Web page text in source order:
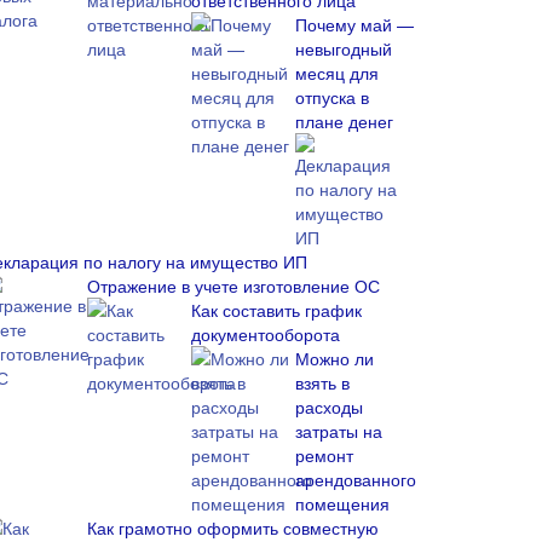
Почему май —
невыгодный
месяц для
отпуска в
плане денег
по налогу на имущество ИП
Отражение в учете изготовление ОС
Как составить график
документооборота
Можно ли
взять в
расходы
затраты на
ремонт
арендованного
помещения
Как грамотно оформить совместную